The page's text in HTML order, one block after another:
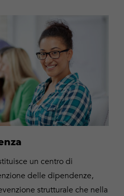
un centro di
delle dipendenze,
strutturale che nella